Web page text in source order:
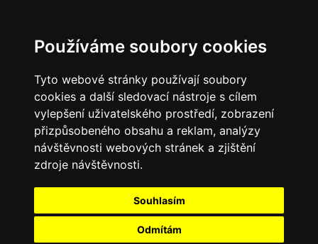
Používáme soubory cookies
Tyto webové stránky používají soubory
cookies a další sledovací nástroje s cílem
vylepšení uživatelského prostředí, zobrazení
přizpůsobeného obsahu a reklam, analýzy
návštěvnosti webových stránek a zjištění
zdroje návštěvnosti.
Souhlasím
Odmítám